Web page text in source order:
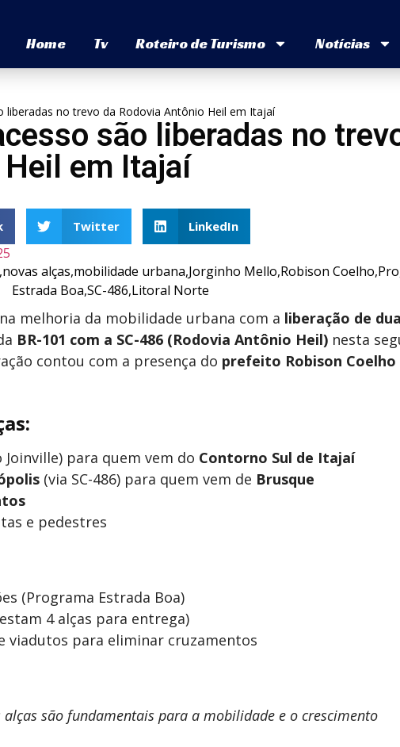
Home Tv Roteiro de Turismo Notícias
liberadas no trevo da Rodovia Antônio Heil em Itajaí
são liberadas no
em Itajaí
Twitter LinkedIn
melhoria da mobilidade urbana com a liberação de
BR-101 com a SC-486 (Rodovia Antônio Heil) nesta
contou com a presença do prefeito Robison Coelho
Joinville) para quem vem do Contorno Sul de Itajaí
(via SC-486) para quem vem de Brusque
e pedestres
(Programa Estrada Boa)
4 alças para entrega)
viadutos para eliminar cruzamentos
alças são fundamentais para a mobilidade e o crescimento